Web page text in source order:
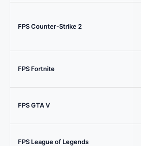
FPS Counter-Strike 2
FPS Fortnite
FPS GTA V
FPS League of Legends